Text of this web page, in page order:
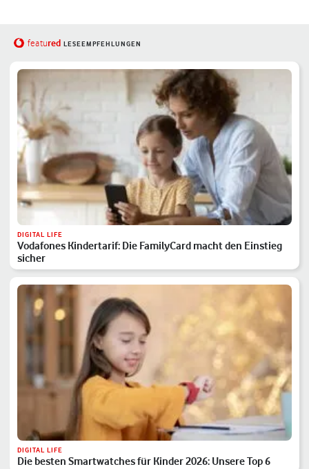
featured LESEEMPFEHLUNGEN
DIGITAL LIFE
Vodafones Kindertarif: Die FamilyCard macht den Einstieg
sicher
DIGITAL LIFE
Die besten Smartwatches für Kinder 2026: Unsere Top 6